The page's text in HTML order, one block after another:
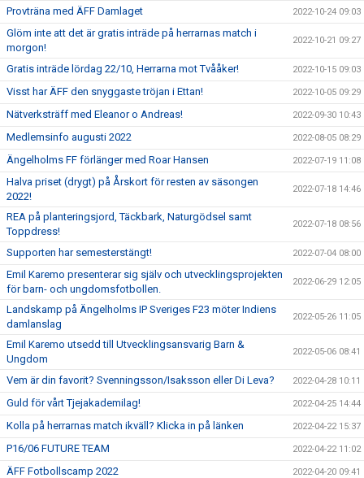
Provträna med ÄFF Damlaget 2022-10-24 09:03
Glöm inte att det är gratis inträde på herrarnas match i
morgon!
2022-10-21 09:27
Gratis inträde lördag 22/10, Herrarna mot Tvååker! 2022-10-15 09:03
Visst har ÄFF den snyggaste tröjan i Ettan! 2022-10-05 09:29
Nätverksträff med Eleanor o Andreas! 2022-09-30 10:43
Medlemsinfo augusti 2022 2022-08-05 08:29
Ängelholms FF förlänger med Roar Hansen 2022-07-19 11:08
Halva priset (drygt) på Årskort för resten av säsongen
2022!
2022-07-18 14:46
REA på planteringsjord, Täckbark, Naturgödsel samt
Toppdress!
2022-07-18 08:56
Supporten har semesterstängt! 2022-07-04 08:00
Emil Karemo presenterar sig själv och utvecklingsprojekten
för barn- och ungdomsfotbollen.
2022-06-29 12:05
Landskamp på Ängelholms IP Sveriges F23 möter Indiens
damlanslag
2022-05-26 11:05
Emil Karemo utsedd till Utvecklingsansvarig Barn &
Ungdom
2022-05-06 08:41
Vem är din favorit? Svenningsson/Isaksson eller Di Leva? 2022-04-28 10:11
Guld för vårt Tjejakademilag! 2022-04-25 14:44
Kolla på herrarnas match ikväll? Klicka in på länken 2022-04-22 15:37
P16/06 FUTURE TEAM 2022-04-22 11:02
ÄFF Fotbollscamp 2022 2022-04-20 09:41